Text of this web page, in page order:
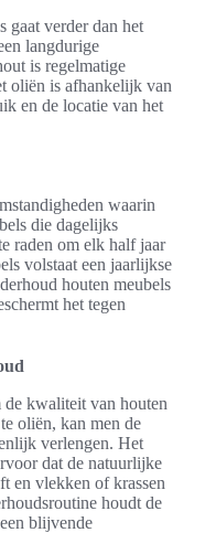
gaat verder dan het
langdurige
is regelmatige
oliën is afhankelijk van
en de locatie van het
waarin
die dagelijks
raden om elk half jaar
volstaat een jaarlijkse
houten meubels
het tegen
kwaliteit van houten
oliën, kan men de
verlengen. Het
dat de natuurlijke
en vlekken of krassen
houdt de
blijvende